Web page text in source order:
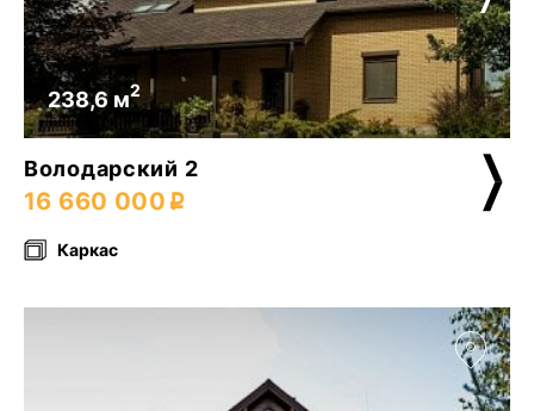
238,6 м2
Володарский 2
16 660 000
Каркас